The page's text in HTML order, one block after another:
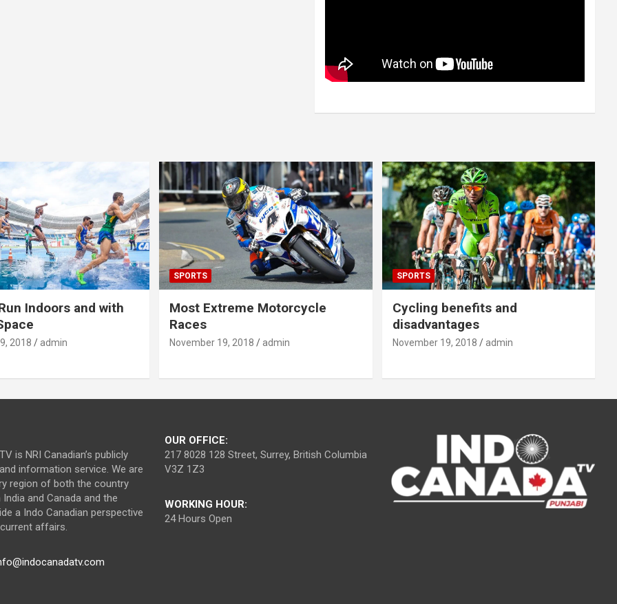
Indoors and with
2018 admin
SPORTS
Most Extreme Motorcycle
Races
November 19, 2018 admin
SPORTS
Cycling benefits and
disadvantages
November 19, 2018 admin
is NRI Canadian’s publicly
information service. We are
region of both the country
and Canada and the
a Indo Canadian perspective
affairs.
OUR OFFICE:
217 8028 128 Street, Surrey, British Columbia
V3Z 1Z3
WORKING HOUR:
24 Hours Open